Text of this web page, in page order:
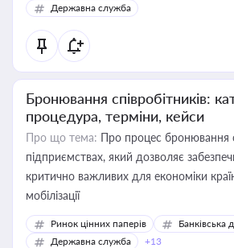
Державна служба
Бронювання співробітників:
процедура, терміни, кейси
Про що тема: Про процес бронювання
підприємствах, який дозволяє
критично важливих для економіки
мобілізації
Ринок цінних паперів
Банківська
Державна служба
+13